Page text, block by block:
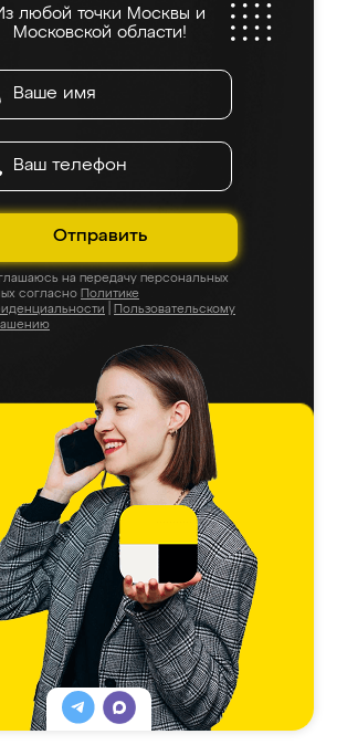
любой точки Москвы и
Московской области!
Отправить
на передачу персональных
согласно Политике
Пользовательскому